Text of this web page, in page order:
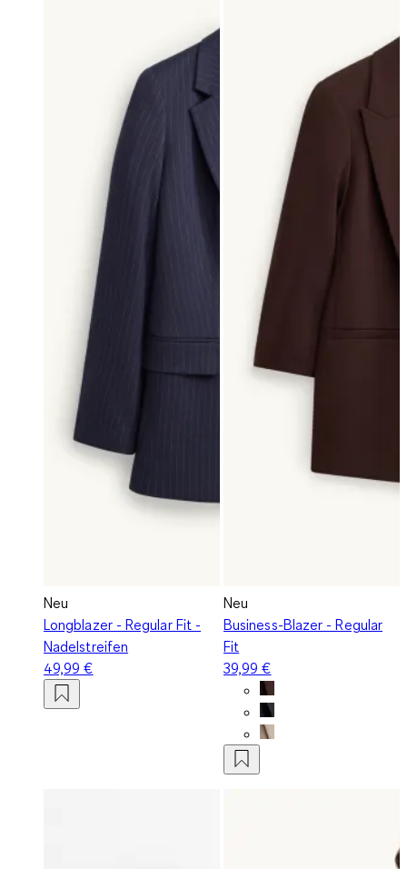
Neu
Longblazer - Regular Fit -
Nadelstreifen
49,99 €
Neu
Business-Blazer - Regular
Fit
39,99 €